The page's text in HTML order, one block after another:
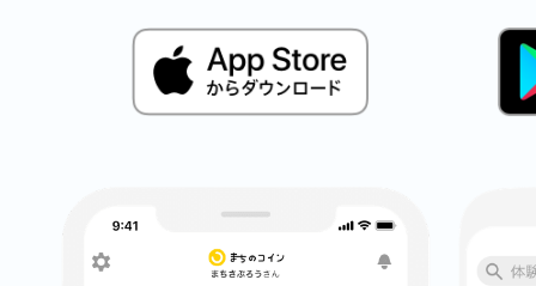
鎌倉
相模原